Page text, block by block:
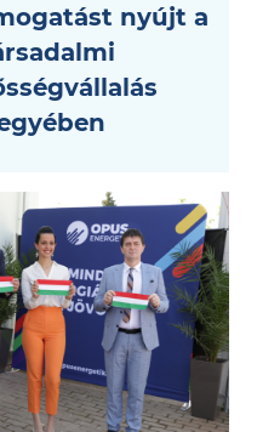
nyújt a